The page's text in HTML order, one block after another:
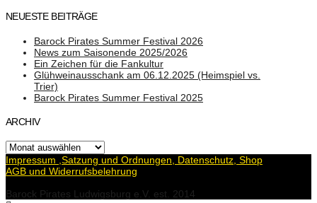
NEUESTE BEITRÄGE
Barock Pirates Summer Festival 2026
News zum Saisonende 2025/2026
Ein Zeichen für die Fankultur
Glühweinausschank am 06.12.2025 (Heimspiel vs.
Trier)
Barock Pirates Summer Festival 2025
ARCHIV
Archiv
Impressum ,Satzung und Ordnungen, Datenschutz, Shop
AGB und Widerrufsbelehrung
Barock Pirates Ludwigsburg e.V. est. 2014